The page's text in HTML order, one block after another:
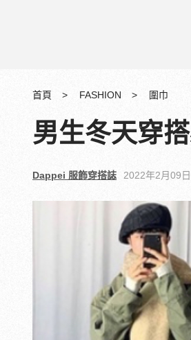
首頁 FASHION 圍巾
男生冬天穿
Dappei 服飾穿搭誌 2022年2月09